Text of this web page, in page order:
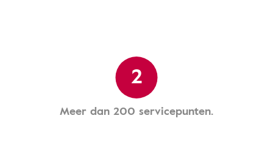
2
Meer dan 200 servicepunten.